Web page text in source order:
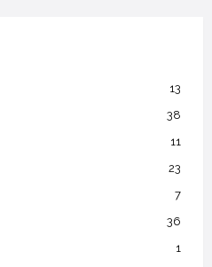
13
38
11
23
7
36
1